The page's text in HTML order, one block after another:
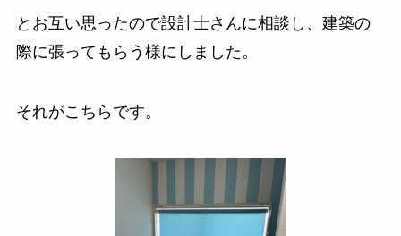
とお互い思ったので設計士さんに相談し、建築の
際に張ってもらう様にしました。
それがこちらです。